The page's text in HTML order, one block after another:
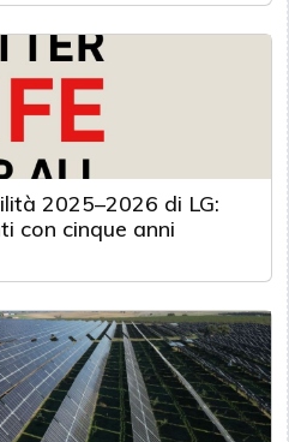
2025–2026 di LG:
con cinque anni